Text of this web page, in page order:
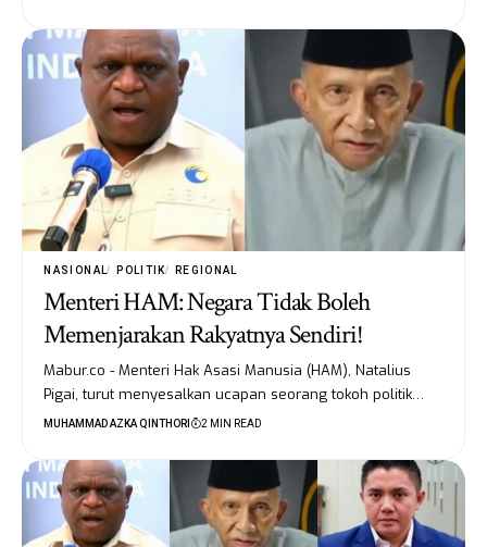
NASIONAL POLITIK REGIONAL
Menteri HAM: Negara Tidak Boleh
Memenjarakan Rakyatnya Sendiri!
Mabur.co - Menteri Hak Asasi Manusia (HAM), Natalius
Pigai, turut menyesalkan ucapan seorang tokoh politik…
MUHAMMAD AZKA QINTHORI 2 MIN READ